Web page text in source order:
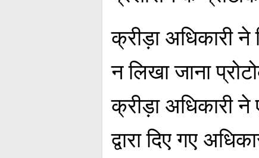
क्रीड़ा अधिकारी
न लिखा जाना
क्रीड़ा अधिकारी
द्वारा दिए गए